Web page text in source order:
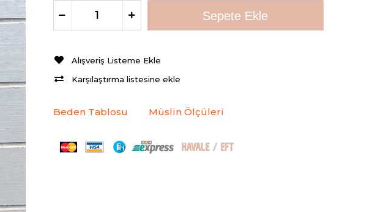
Alışveriş Listeme Ekle
Karşılaştırma listesine ekle
Beden Tablosu Müslin Ölçüleri